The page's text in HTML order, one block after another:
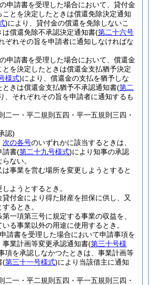
の申請書を受理した場合において、貸付金
とを決定したときは償還免除決定通知
)により、貸付金の償還を免除しないこ
は償還免除不承認決定通知書(第二十六号
ぞれその旨を申請者に通知しなければな
の申請書を受理した場合において、償還金
を決定したときは償還金支払猶予決定
様式)により、償還金の支払を猶予しな
ときは償還金支払猶予不承認通知書(第二
、それぞれその旨を申請者に通知するも
二一・平二規則五四・平一五規則三四・
認)
次の各号のいずれかに該当するときは、
請書(第二十九号様式)により知事の承認
ない。
事業を営む場所を変更しようとすると
ようとするとき。
付金により得た財産を担保に供し、又
るとき。
一項第三号に規定する事業の収益を、
る事業以外の用途に使用するとき。
請書を受理した場合において申請事項を
事業計画等変更承認通知書(第三十号様
項を承認しなかつたときは、事業計画等
(第三十一号様式)により当該借主に通知
二一・平二規則五四・平一五規則三四・